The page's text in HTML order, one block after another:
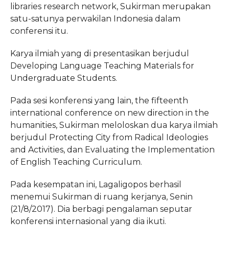
libraries research network, Sukirman merupakan
satu-satunya perwakilan Indonesia dalam
conferensi itu.
Karya ilmiah yang di presentasikan berjudul
Developing Language Teaching Materials for
Undergraduate Students.
Pada sesi konferensi yang lain, the fifteenth
international conference on new direction in the
humanities, Sukirman meloloskan dua karya ilmiah
berjudul Protecting City from Radical Ideologies
and Activities, dan Evaluating the Implementation
of English Teaching Curriculum.
Pada kesempatan ini, Lagaligopos berhasil
menemui Sukirman di ruang kerjanya, Senin
(21/8/2017). Dia berbagi pengalaman seputar
konferensi internasional yang dia ikuti.